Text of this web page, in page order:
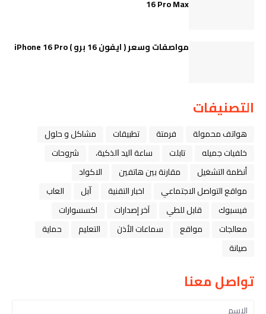
16 Pro Max
مواصفات وسعر ( ايفون 16 برو ) iPhone 16 Pro
التصنيفات
هواتف محمولة فرمتة تطبيقات
مشاكل و حلول
خلفيات جميله
تابلت ﺳﺎﻋﺔ ﺍﻟﻴﺪ ﺍﻟﺬﻛﻴﺔ،
شروحات
أنظمة التشغيل
مقارنة بين هاتفين
الاكواد
مواقع التواصل الاجتماعي
اخبار التقنية ﺁﺑﻞ
العاب
فيسبوك
قابل للطي آخر إصدارات
اكسسوارات
معالجات
مواقع سماعات الأذن التعليم
حماية
صيانة
تواصل معنا